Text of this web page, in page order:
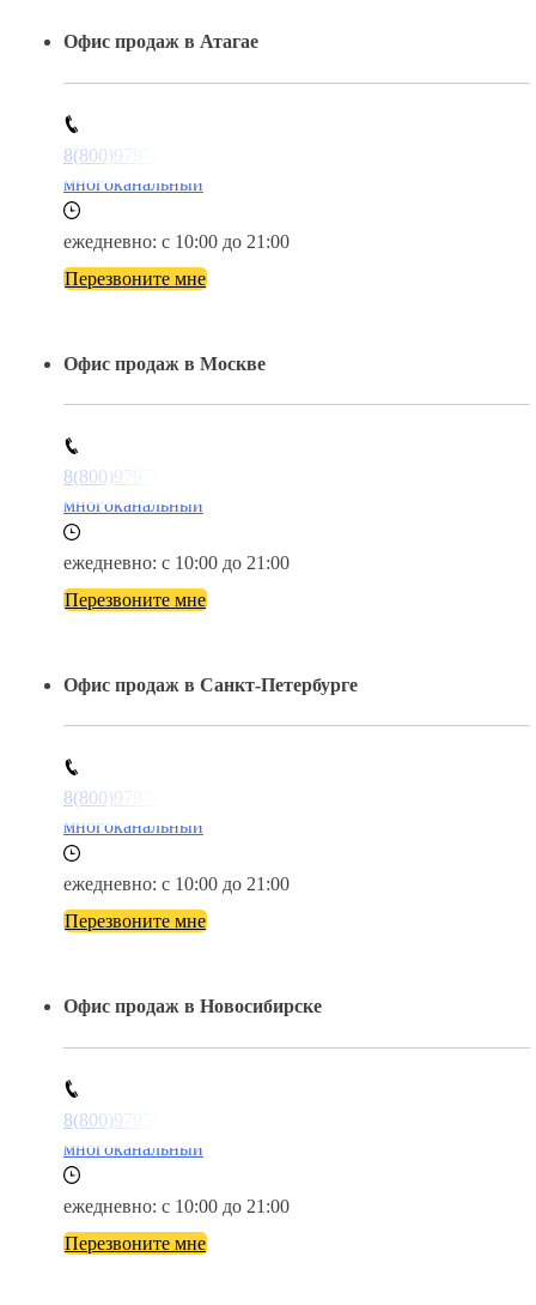
Офис продаж в Атагае
8(800)9797043
многоканальный
ежедневно: с 10:00 до 21:00
Перезвоните мне
Офис продаж в Москве
8(800)9797043
многоканальный
ежедневно: с 10:00 до 21:00
Перезвоните мне
Офис продаж в Санкт-Петербурге
8(800)9797043
многоканальный
ежедневно: с 10:00 до 21:00
Перезвоните мне
Офис продаж в Новосибирске
8(800)9797043
многоканальный
ежедневно: с 10:00 до 21:00
Перезвоните мне